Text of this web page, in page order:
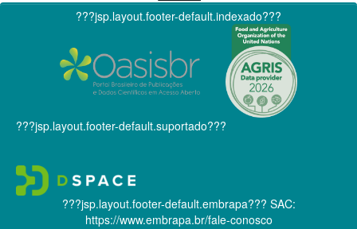
???jsp.layout.footer-default.indexado???
???jsp.layout.footer-default.suportado???
???jsp.layout.footer-default.embrapa??? SAC:
https://www.embrapa.br/fale-conosco